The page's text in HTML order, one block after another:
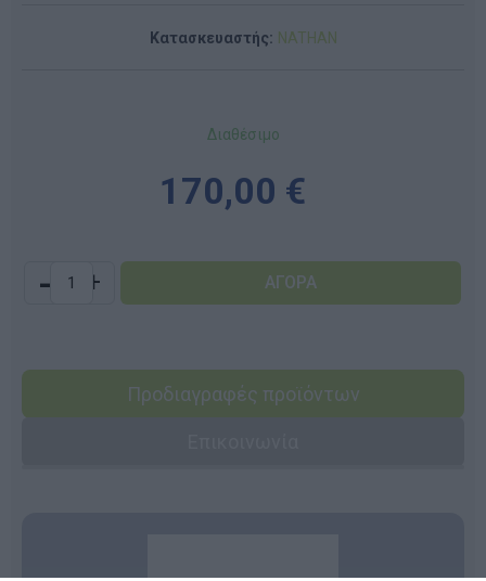
Κατασκευαστής: NATHAN
Διαθέσιμο
170,00 €
- +
Προδιαγραφές προϊόντων